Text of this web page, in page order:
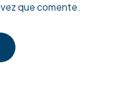
que comente.